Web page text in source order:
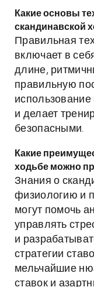
Какие основы
скандинавской
Правильная
включает в
длине,
правильную
использование
и делает
безопасными.
Какие
ходьбе можно
Знания о
физиологию и
могут помочь
управлять
и
стратегии
мельчайшие
ставок и